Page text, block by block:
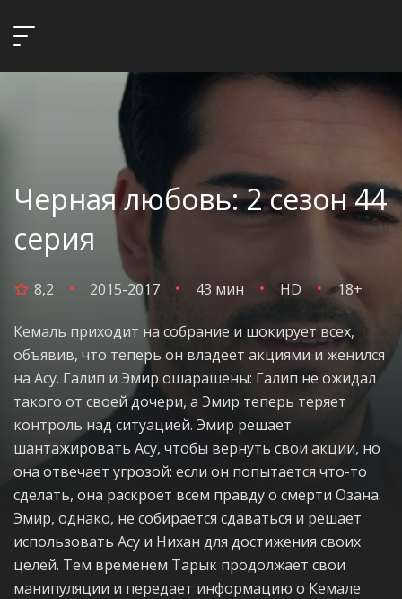
Черная любовь: 2 сезон 44
серия
8,2 2015-2017 43 мин HD 18+
Кемаль приходит на собрание и шокирует всех,
объявив, что теперь он владеет акциями и женился
на Асу. Галип и Эмир ошарашены: Галип не ожидал
такого от своей дочери, а Эмир теперь теряет
контроль над ситуацией. Эмир решает
шантажировать Асу, чтобы вернуть свои акции, но
она отвечает угрозой: если он попытается что-то
сделать, она раскроет всем правду о смерти Озана.
Эмир, однако, не собирается сдаваться и решает
использовать Асу и Нихан для достижения своих
целей. Тем временем Тарык продолжает свои
манипуляции и передает информацию о Кемале